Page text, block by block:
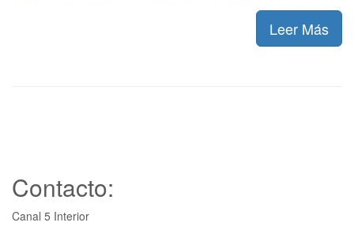
Leer Más
Contacto:
Canal 5 Interior